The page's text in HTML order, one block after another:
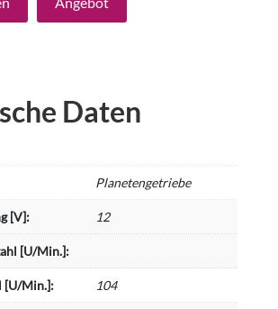
Daten
Planetengetriebe
[V]: 12
[U/Min.]:
[U/Min.]: 104